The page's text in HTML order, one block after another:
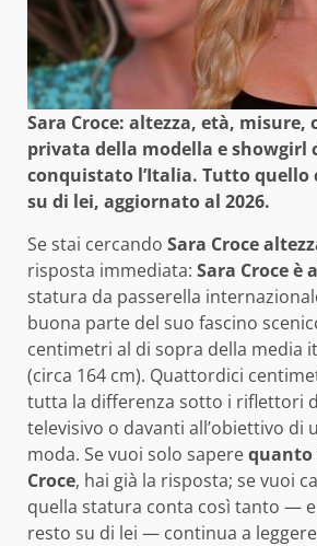
Sara Croce: altezza, età, misure,
privata della modella e showgirl
conquistato l’Italia. Tutto quello
su di lei, aggiornato al 2026.
Se stai cercando Sara Croce
risposta immediata: Sara Croce è
statura da passerella
buona parte del suo fascino
centimetri al di sopra della media
(circa 164 cm). Quattordici
tutta la differenza sotto i riflettori
televisivo o davanti all’obiettivo di
moda. Se vuoi solo saperequanto
Croce, hai già la risposta; se vuoi
quella statura conta così tanto —
resto su di lei — continua a